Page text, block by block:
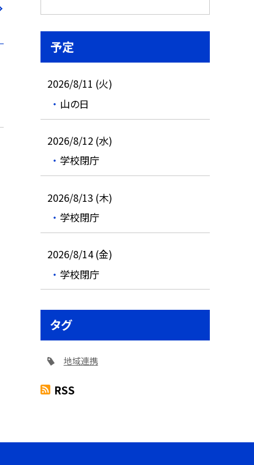
予定
2026/8/11 (火)
山の日
2026/8/12 (水)
学校閉庁
2026/8/13 (木)
学校閉庁
2026/8/14 (金)
学校閉庁
タグ
地域連携
RSS